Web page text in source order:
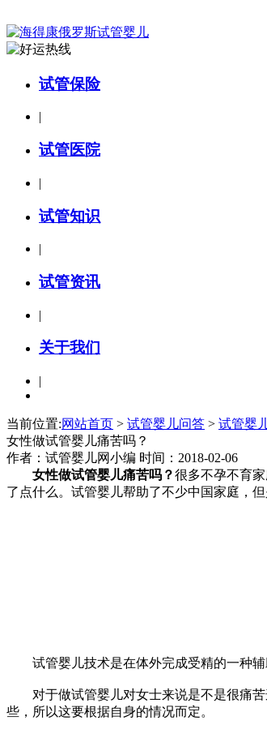
试管保险
|
试管医院
|
试管知识
|
试管资讯
|
关于我们
|
当前位置:网站首页 > 试管婴儿问答 > 试管婴
女性做试管婴儿痛苦吗？
作者：试管婴儿网小编 时间：2018-02-06
女性做试管婴儿痛苦吗？很多不孕不育
了点什么。试管婴儿帮助了不少中国家庭，
试管婴儿技术是在体外完成受精的一种
对于做试管婴儿对女士来说是不是很痛
些，所以这要根据自身的情况而定。